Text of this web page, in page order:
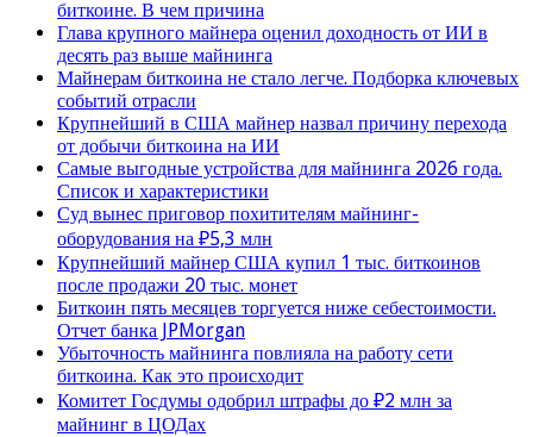
биткоине. В чем причина
Глава крупного майнера оценил доходность от ИИ в
десять раз выше майнинга
Майнерам биткоина не стало легче. Подборка ключевых
событий отрасли
Крупнейший в США майнер назвал причину перехода
от добычи биткоина на ИИ
Самые выгодные устройства для майнинга 2026 года.
Список и характеристики
Суд вынес приговор похитителям майнинг-
оборудования на ₽5,3 млн
Крупнейший майнер США купил 1 тыс. биткоинов
после продажи 20 тыс. монет
Биткоин пять месяцев торгуется ниже себестоимости.
Отчет банка JPMorgan
Убыточность майнинга повлияла на работу сети
биткоина. Как это происходит
Комитет Госдумы одобрил штрафы до ₽2 млн за
майнинг в ЦОДах